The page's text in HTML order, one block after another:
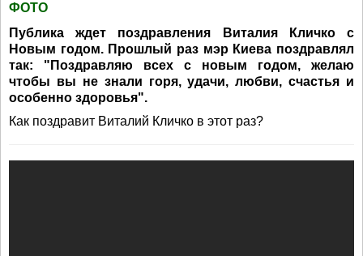
ФОТО
Публика ждет поздравления Виталия Кличко с
Новым годом. Прошлый раз мэр Киева поздравлял
так: "Поздравляю всех с новым годом, желаю
чтобы вы не знали горя, удачи, любви, счастья и
особенно здоровья".
Как поздравит Виталий Кличко в этот раз?